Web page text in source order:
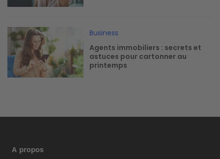
Image
Business
Agents immobiliers : secrets et
astuces pour cartonner au
printemps
A propos